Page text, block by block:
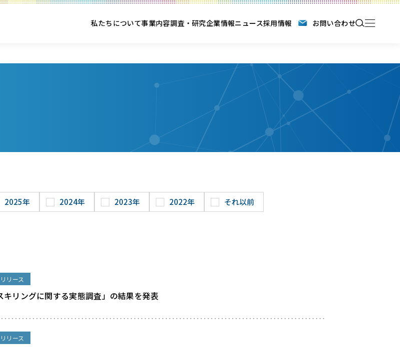
私たちについて事業内容調査・研究企業情報ニュース採用情報 お問い合わせ
2025年 2024年 2023年 2022年 それ以前
リース
キリングに関する実態調査」の結果を発表
リース